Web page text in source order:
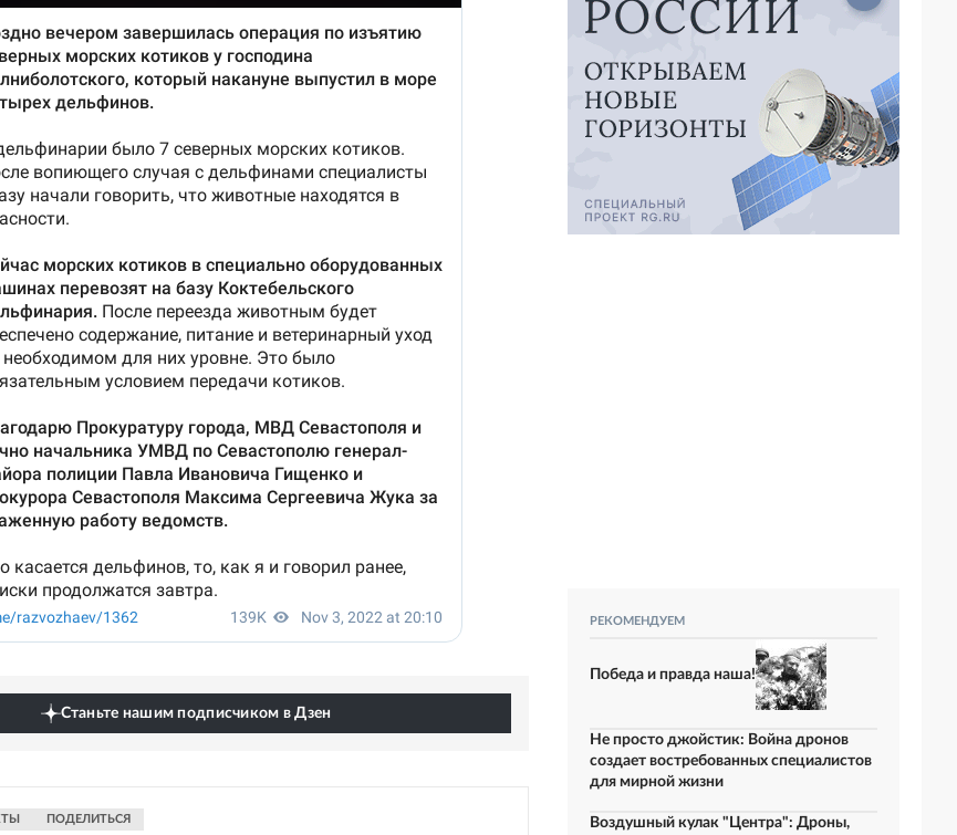
Станьте нашим подписчиком в Дзен
ПОДЕЛИТЬСЯ
РЕКОМЕНДУЕМ
Победа и правда наша!
Не просто джойстик: Война дронов
создает востребованных специалистов
для мирной жизни
Воздушный кулак "Центра": Дроны,